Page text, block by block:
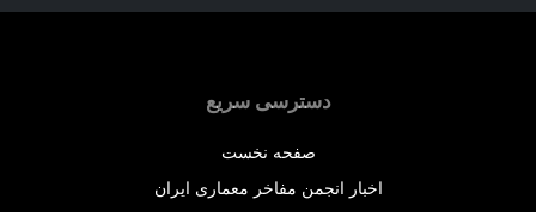
دسترسی سریع
صفحه نخست
اخبار انجمن مفاخر معماری ایران